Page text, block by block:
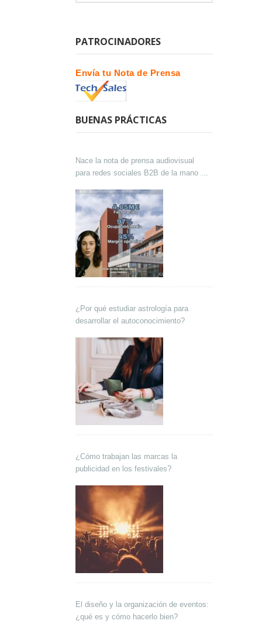
PATROCINADORES
Envía tu Nota de Prensa
BUENAS PRÁCTICAS
Nace la nota de prensa audiovisual
para redes sociales B2B de la mano de
¿Por qué estudiar astrología para
desarrollar el autoconocimiento?
¿Cómo trabajan las marcas la
publicidad en los festivales?
El diseño y la organización de eventos:
¿qué es y cómo hacerlo bien?